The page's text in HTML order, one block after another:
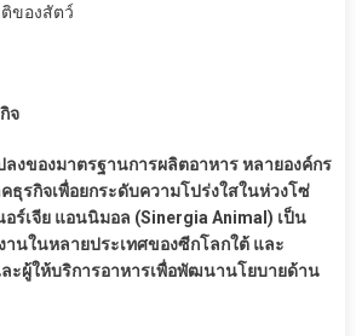
ของสัตว์
จ
งของมาตรฐานการผลิตอาหาร หลายองค์กร
ธุรกิจเพื่อยกระดับความโปร่งใสในห่วงโซ่
ร์เจีย แอนนิมอล (Sinergia Animal) เป็น
นในหลายประเทศของซีกโลกใต้ และ
ะผู้ให้บริการอาหารเพื่อพัฒนานโยบายด้าน